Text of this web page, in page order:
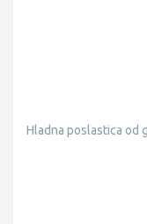
Hladna poslastica od